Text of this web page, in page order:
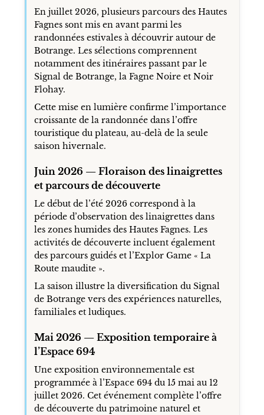
En juillet 2026, plusieurs parcours des Hautes
Fagnes sont mis en avant parmi les
randonnées estivales à découvrir autour de
Botrange. Les sélections comprennent
notamment des itinéraires passant par le
Signal de Botrange, la Fagne Noire et Noir
Flohay.
Cette mise en lumière confirme l’importance
croissante de la randonnée dans l’offre
touristique du plateau, au-delà de la seule
saison hivernale.
Juin 2026 — Floraison des linaigrettes
et parcours de découverte
Le début de l’été 2026 correspond à la
période d’observation des linaigrettes dans
les zones humides des Hautes Fagnes. Les
activités de découverte incluent également
des parcours guidés et l’Explor Game « La
Route maudite ».
La saison illustre la diversification du Signal
de Botrange vers des expériences naturelles,
familiales et ludiques.
Mai 2026 — Exposition temporaire à
l’Espace 694
Une exposition environnementale est
programmée à l’Espace 694 du 15 mai au 12
juillet 2026. Cet événement complète l’offre
de découverte du patrimoine naturel et